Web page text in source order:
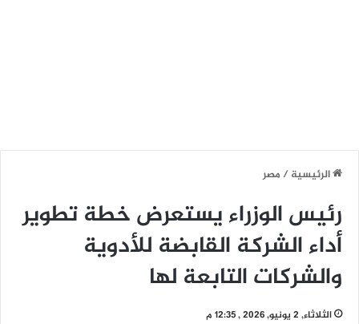
الرئيسية/مصر
رئيس الوزراء يستعرض خطة تطوير
أداء الشركة القابضة للأدوية
والشركات التابعة لها
الثلاثاء, 2 يونيو, 2026 , 12:35 م